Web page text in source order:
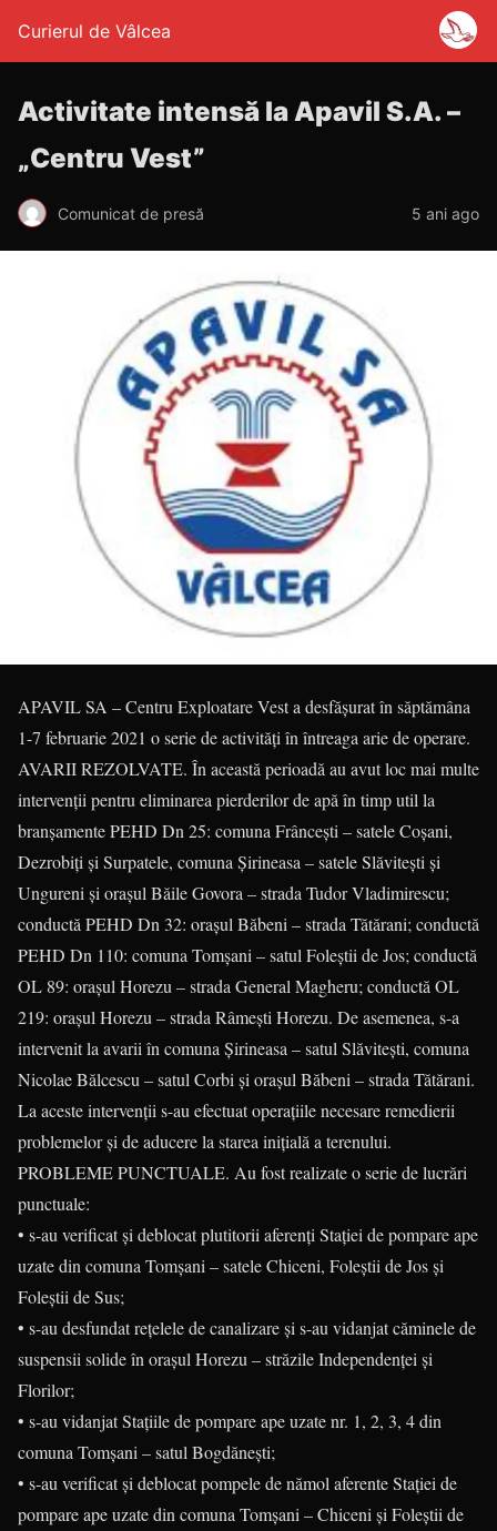
Curierul de Vâlcea
Activitate intensă la Apavil S.A. –
„Centru Vest”
Comunicat de presă 5 ani ago
APAVIL SA – Centru Exploatare Vest a desfăşurat în săptămâna
1-7 februarie 2021 o serie de activităţi în întreaga arie de operare.
AVARII REZOLVATE. În această perioadă au avut loc mai multe
intervenții pentru eliminarea pierderilor de apă în timp util la
branșamente PEHD Dn 25: comuna Frâncești – satele Coșani,
Dezrobiți și Surpatele, comuna Șirineasa – satele Slăvitești și
Ungureni și orașul Băile Govora – strada Tudor Vladimirescu;
conductă PEHD Dn 32: orașul Băbeni – strada Tătărani; conductă
PEHD Dn 110: comuna Tomșani – satul Foleștii de Jos; conductă
OL 89: orașul Horezu – strada General Magheru; conductă OL
219: orașul Horezu – strada Râmești Horezu. De asemenea, s-a
intervenit la avarii în comuna Șirineasa – satul Slăvitești, comuna
Nicolae Bălcescu – satul Corbi și orașul Băbeni – strada Tătărani.
La aceste intervenții s-au efectuat operațiile necesare remedierii
problemelor și de aducere la starea inițială a terenului.
PROBLEME PUNCTUALE. Au fost realizate o serie de lucrări
punctuale:
• s-au verificat și deblocat plutitorii aferenți Stației de pompare ape
uzate din comuna Tomșani – satele Chiceni, Foleștii de Jos și
Foleștii de Sus;
• s-au desfundat rețelele de canalizare și s-au vidanjat căminele de
suspensii solide în orașul Horezu – străzile Independenței și
Florilor;
• s-au vidanjat Stațiile de pompare ape uzate nr. 1, 2, 3, 4 din
comuna Tomșani – satul Bogdănești;
• s-au verificat și deblocat pompele de nămol aferente Stației de
pompare ape uzate din comuna Tomșani – Chiceni și Foleștii de